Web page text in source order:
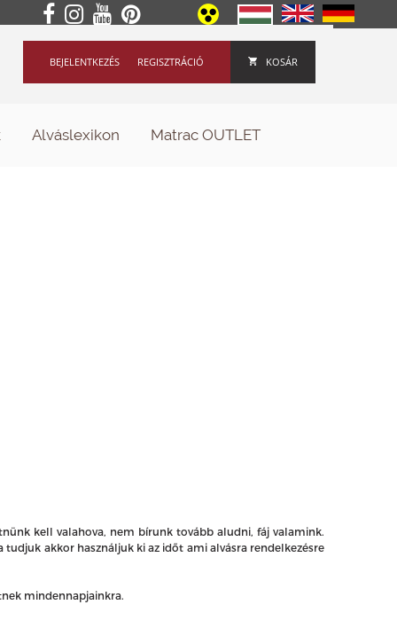
KOSÁR
REGISZTRÁCIÓ
BEJELENTKEZÉS
Alváslexikon Matrac OUTLET
kell valahova, nem bírunk tovább aludni, fáj valamink.
akkor használjuk ki az időt ami alvásra rendelkezésre
mindennapjainkra.